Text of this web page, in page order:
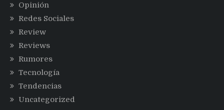
Opinión
Redes Sociales
Review
Reviews
Rumores
Tecnología
Tendencias
Uncategorized